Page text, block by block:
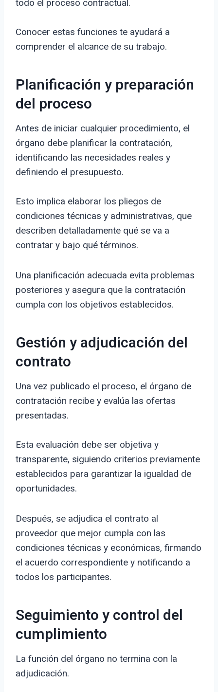
todo el proceso contractual.
Conocer estas funciones te ayudará a
comprender el alcance de su trabajo.
Planificación y preparación
del proceso
Antes de iniciar cualquier procedimiento, el
órgano debe planificar la contratación,
identificando las necesidades reales y
definiendo el presupuesto.
Esto implica elaborar los pliegos de
condiciones técnicas y administrativas, que
describen detalladamente qué se va a
contratar y bajo qué términos.
Una planificación adecuada evita problemas
posteriores y asegura que la contratación
cumpla con los objetivos establecidos.
Gestión y adjudicación del
contrato
Una vez publicado el proceso, el órgano de
contratación recibe y evalúa las ofertas
presentadas.
Esta evaluación debe ser objetiva y
transparente, siguiendo criterios previamente
establecidos para garantizar la igualdad de
oportunidades.
Después, se adjudica el contrato al
proveedor que mejor cumpla con las
condiciones técnicas y económicas, firmando
el acuerdo correspondiente y notificando a
todos los participantes.
Seguimiento y control del
cumplimiento
La función del órgano no termina con la
adjudicación.